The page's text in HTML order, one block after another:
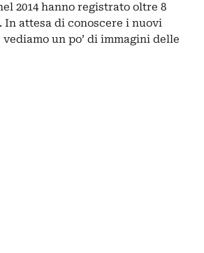
2014 hanno registrato oltre 8
attesa di conoscere i nuovi
un po’ di immagini delle